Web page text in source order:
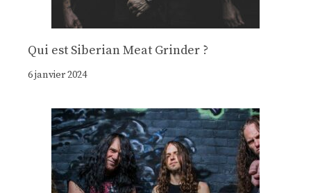
Qui est Siberian Meat Grinder ?
6 janvier 2024